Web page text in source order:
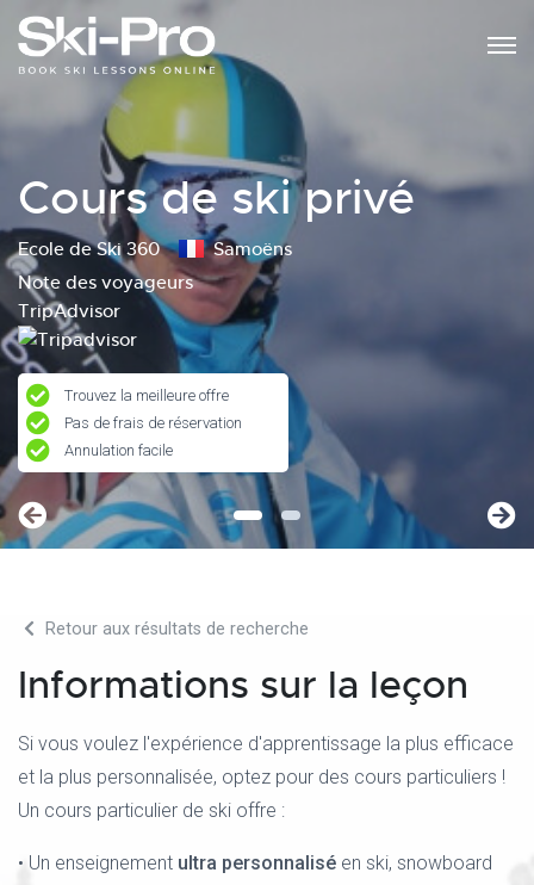
Cours de ski privé
Ecole de Ski 360
Samoëns
Note des voyageurs
TripAdvisor
Trouvez la meilleure offre
Pas de frais de réservation
Annulation facile
Retour aux résultats de recherche
Informations sur la leçon
Si vous voulez l'expérience d'apprentissage la plus efficace
et la plus personnalisée, optez pour des cours particuliers !
Un cours particulier de ski offre :
• Un enseignement ultra personnalisé en ski, snowboard